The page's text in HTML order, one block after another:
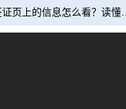
页上的信息怎么看？读懂…